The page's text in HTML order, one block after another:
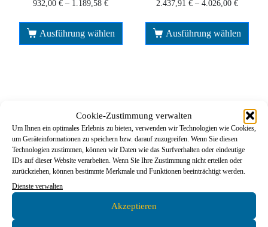
Cookie-Zustimmung verwalten
Um Ihnen ein optimales Erlebnis zu bieten, verwenden wir Technologien wie Cookies,
um Geräteinformationen zu speichern bzw. darauf zuzugreifen. Wenn Sie diesen
Technologien zustimmen, können wir Daten wie das Surfverhalten oder eindeutige
IDs auf dieser Website verarbeiten. Wenn Sie Ihre Zustimmung nicht erteilen oder
zurückziehen, können bestimmte Merkmale und Funktionen beeinträchtigt werden.
Dienste verwalten
Akzeptieren
932,00€ – 1.189,58€
Ausführung wählen
2.437,91€ –4.026,00€
Ausführung wählen